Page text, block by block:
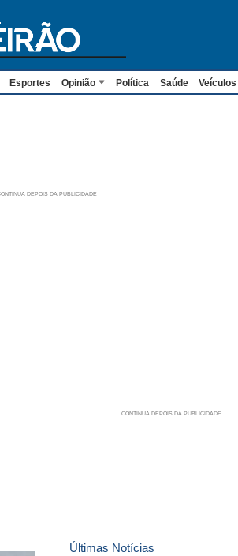
Esportes Opinião Política Saúde Veículos
Últimas Notícias